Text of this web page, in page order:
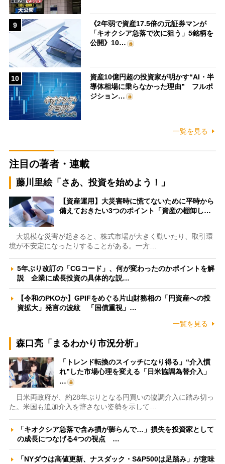
9
《2年弱で資産17.5倍の元証券マンが
「キオクシア急落で次に狙う」5銘柄を
公開》10…
10
資産10億円超の投資家が明かす“AI・半
導体相場に乗らなかった理由” フルポ
ジション…
一覧を見る
注目の著者・連載
藤川里絵「さあ、投資を始めよう！」
【資産運用】大災害時に慌てないために平時から
備えておきたい3つのポイント「資産の棚卸し…
大規模な災害が起きると、株式市場が大きく動いたり、取引環
境が不安定になったりすることがある。一方…
5年ぶり改訂の「CGコード」、何が変わったのかポイントを解
説 企業に成長投資の具体的な説…
【令和のPKOか】GPIFをめぐる片山財務相の「円資産への投
資拡大」発言の波紋 「国債重視」…
一覧を見る
森口亮「まるわかり市況分析」
「トレンド転換のスイッチになり得る」“介入慣
れ”した市場心理を変える「日米協調為替介入」
…
日米両政府が、約28年ぶりとなる円買いの協調介入に踏み切っ
た。米国も追加介入を辞さない姿勢を示して…
「キオクシア急落で含み損が膨らんで…」損失を投資家として
の成長につなげる4つの視点 …
「NYダウは高値更新、ナスダック・S&P500は足踏み」が意味